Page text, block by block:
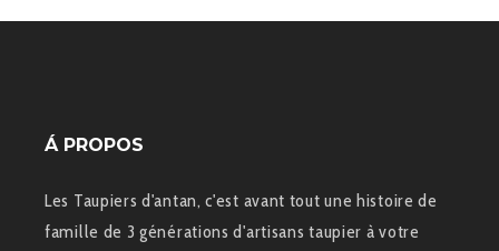
Á PROPOS
Les Taupiers d'antan, c'est avant tout une histoire de
famille de 3 générations d'artisans taupier à votre